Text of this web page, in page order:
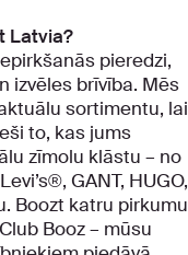
Latvia?
pieredzi,
izvēles brīvība. Mēs
sortimentu, lai
to, kas jums
zīmolu klāstu – no
GANT, HUGO,
Boozt katru pirkumu
Booz – mūsu